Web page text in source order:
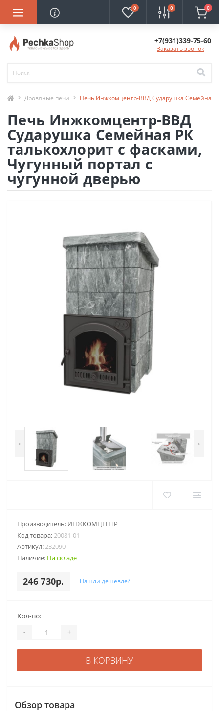
0 0 0
+7(931)339-75-60
Заказать звонок
Дровяные печи Печь Инжкомцентр-ВВД Сударушка Семейная
Печь Инжкомцентр-ВВД
Сударушка Семейная РК
талькохлорит с фасками,
Чугунный портал с
чугунной дверью
< >
Производитель: ИНЖКОМЦЕНТР
Код товара:20081-01
Артикул:232090
Наличие: На складе
246 730р. Нашли дешевле?
Кол-во:
- +
В КОРЗИНУ
Обзор товара